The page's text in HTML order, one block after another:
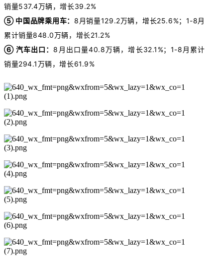
销量537.4万辆，增长39.2%
➄ 中国品牌乘用车：8 月销量129.2万辆，增长25.6%；1-8月
累计销量848.0万辆，增长21.2%
➅ 汽车出口：8 月出口量40.8万辆，增长32.1%；1-8月 累计
销量294.1万辆，增长61.9%